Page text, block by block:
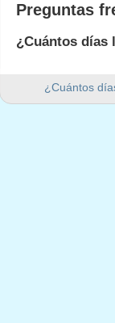
¿Cuántos
Preguntas
¿Cuántos días
¿Cuántos días